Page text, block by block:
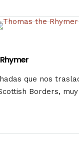
que nos
Borders,